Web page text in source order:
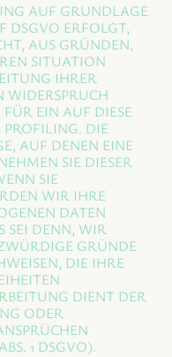
AUF GRUNDLAGE
DSGVO ERFOLGT,
AUS GRÜNDEN,
SITUATION
IHRER
WIDERSPRUCH
EIN AUF DIESE
PROFILING. DIE
AUF DENEN EINE
SIE DIESER
SIE
WIR IHRE
DATEN
SEI DENN, WIR
GRÜNDE
DIE IHRE
DIENT DER
ODER
1 DSGVO).